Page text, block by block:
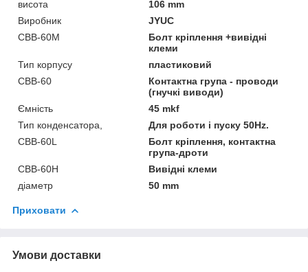
висота
106 mm
Виробник
JYUC
CBB-60М
Болт кріплення +вивідні
клеми
Тип корпусу
пластиковий
CBB-60
Контактна група - проводи
(гнучкі виводи)
Ємність
45 mkf
Тип конденсатора,
Для роботи і пуску 50Hz.
CBB-60L
Болт кріплення, контактна
група-дроти
CBB-60H
Вивідні клеми
діаметр
50 mm
Приховати
Умови доставки